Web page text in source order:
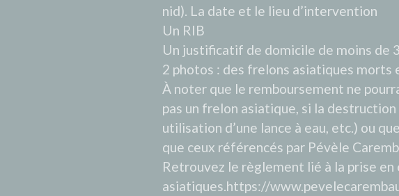
nid). La date et le lieu d’intervention
Un RIB
Un justificatif de domicile de moins de
2 photos : des frelons asiatiques morts
À noter que le remboursement ne
pas un frelon asiatique, si la
utilisation d’une lance à eau, etc.) ou
que ceux référencés par Pévèle
Retrouvez le règlement lié à la prise
asiatiques.https://